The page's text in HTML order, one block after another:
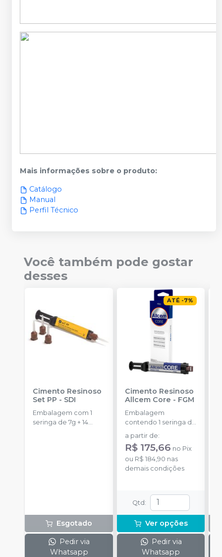
Mais informações sobre o produto:
Catálogo
Manual
Perfil Técnico
Você também pode gostar
desses
Cimento Resinoso
Set PP - SDI
Embalagem com 1
seringa de 7g + 14
Esgotado
Pedir via
Whatsapp
ATÉ -7%
Cimento Resinoso
Allcem Core - FGM
Embalagem
contendo 1 seringa de
corpo duplo com 6g
e 8 ponteiras
a partir de:
R$ 175,66 no Pix
ou R$ 184,90 nas
demais condições
Qtd :
Ver opções
Pedir via
Whatsapp